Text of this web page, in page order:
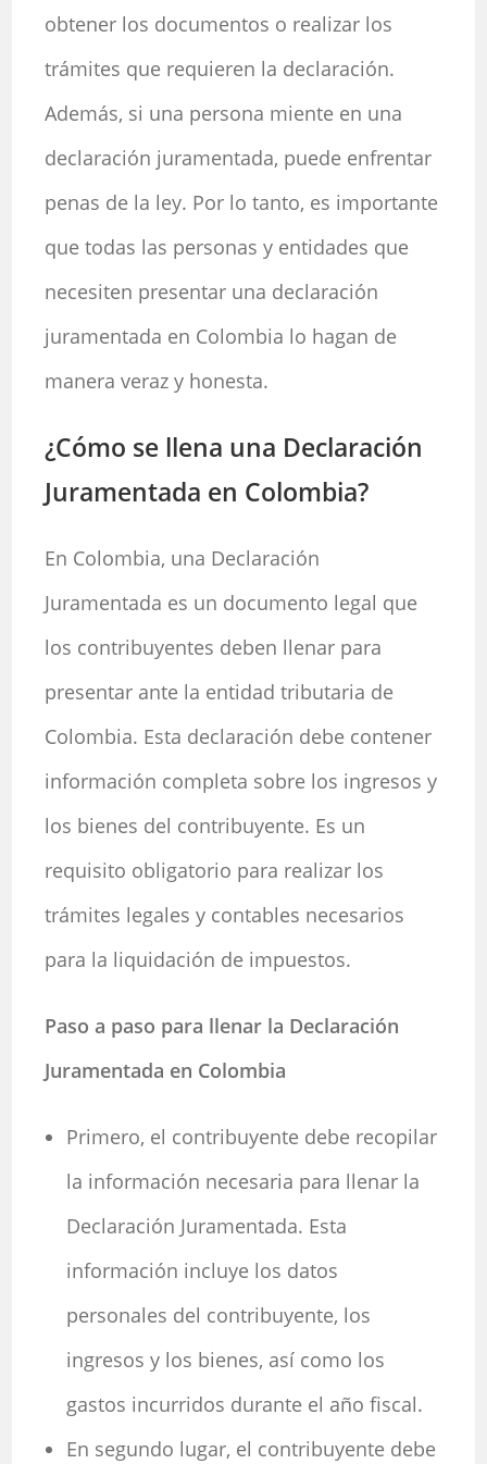
obtener los documentos o realizar los
trámites que requieren la declaración.
Además, si una persona miente en una
declaración juramentada, puede enfrentar
penas de la ley. Por lo tanto, es importante
que todas las personas y entidades que
necesiten presentar una declaración
juramentada en Colombia lo hagan de
manera veraz y honesta.
¿Cómo se llena una Declaración
Juramentada en Colombia?
En Colombia, una Declaración
Juramentada es un documento legal que
los contribuyentes deben llenar para
presentar ante la entidad tributaria de
Colombia. Esta declaración debe contener
información completa sobre los ingresos y
los bienes del contribuyente. Es un
requisito obligatorio para realizar los
trámites legales y contables necesarios
para la liquidación de impuestos.
Paso a paso para llenar la Declaración
Juramentada en Colombia
Primero, el contribuyente debe recopilar
la información necesaria para llenar la
Declaración Juramentada. Esta
información incluye los datos
personales del contribuyente, los
ingresos y los bienes, así como los
gastos incurridos durante el año fiscal.
En segundo lugar, el contribuyente debe